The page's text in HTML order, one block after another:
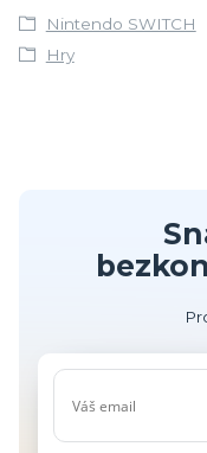
Nintendo SWITCH
Hry